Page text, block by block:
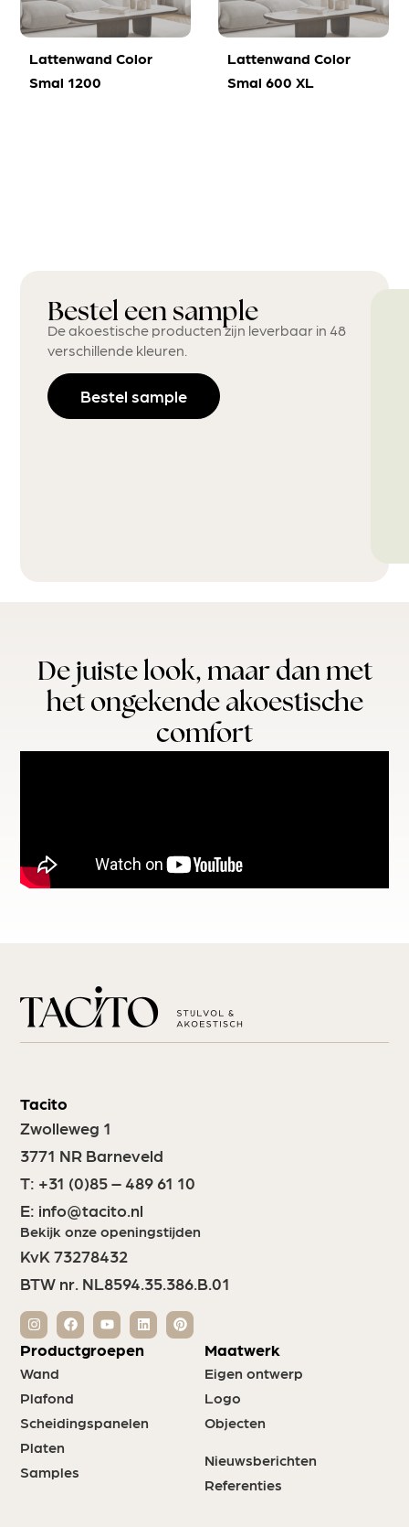
Lattenwand Color
Smal 1200
Lattenwand Color
Smal 600 XL
Bestel een sample
De akoestische producten zijn leverbaar in 48
verschillende kleuren.
Bestel sample
De juiste look, maar dan met
het ongekende akoestische
comfort
Tacito
Zwolleweg 1
3771 NR Barneveld
T: +31 (0)85 – 489 61 10
E: info@tacito.nl
Bekijk onze openingstijden
KvK 73278432
BTW nr. NL8594.35.386.B.01
Productgroepen
Wand
Plafond
Scheidingspanelen
Platen
Samples
Maatwerk
Eigen ontwerp
Logo
Objecten
Nieuwsberichten
Referenties